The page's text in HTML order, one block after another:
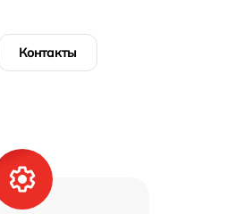
Контакты